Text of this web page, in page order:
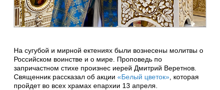
На сугубой и мирной ектениях были вознесены молитвы о
Российском воинстве и о мире. Проповедь по
запричастном стихе произнес иерей Дмитрий Веретнов.
Священник рассказал об акции «Белый цветок» , которая
пройдет во всех храмах епархии 13 апреля.